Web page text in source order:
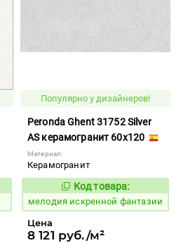
Популярно у дизайнеров!
Peronda Ghent 31752 Silver
AS керамогранит 60x120
Материал:
Керамогранит
957737
Код товара:
мелодия искренной фантазии
Цена
8 121 руб./м²